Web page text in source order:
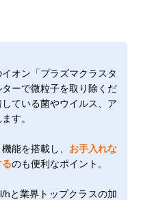
オン「プラズマクラスタ
ーで微粒子を取り除くだ
ている菌やウイルス、ア
す。
能を搭載し、 お手入れな
のも便利なポイント。
hと業界トップクラスの加